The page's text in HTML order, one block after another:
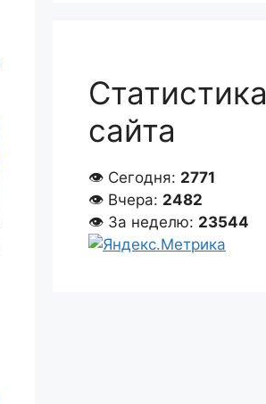
Статистика
сайта
👁 Сегодня: 2771
👁 Вчера: 2482
👁 За неделю: 23544